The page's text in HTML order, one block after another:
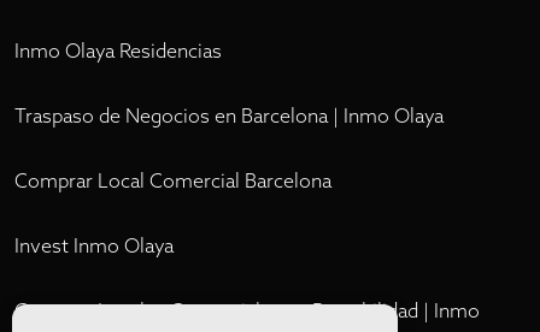
Inmo Olaya Residencias
Traspaso de Negocios en Barcelona | Inmo Olaya
Comprar Local Comercial Barcelona
Invest Inmo Olaya
Comprar Locales Comerciales en Rentabilidad | Inmo